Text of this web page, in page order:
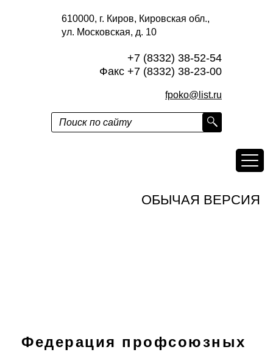
610000, г. Киров, Кировская обл.,
ул. Московская, д. 10
+7 (8332) 38-52-54
Факс +7 (8332) 38-23-00
fpoko@list.ru
ОБЫЧАЯ ВЕРСИЯ
Федерация профсоюзных